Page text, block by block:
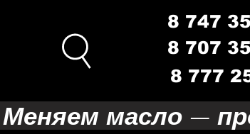
8 747
8 707
8 777
Меняем масло —